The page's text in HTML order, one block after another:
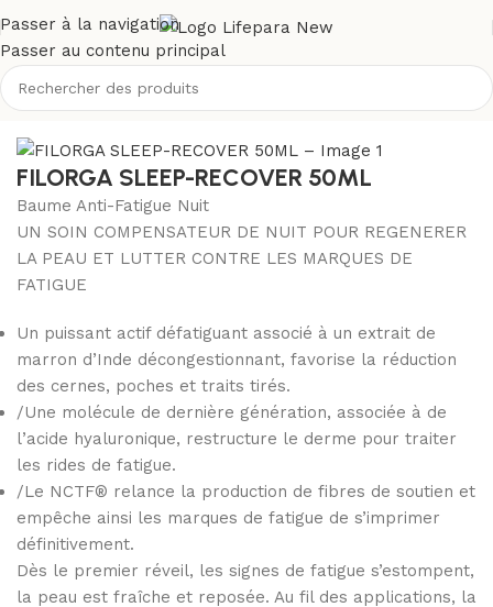
Passer à la navigation
Passer au contenu principal
Accueil/Boutique/Visage
FILORGA SLEEP-RECOVER 50ML
Baume Anti-Fatigue Nuit
UN SOIN COMPENSATEUR DE NUIT POUR REGENERER
LA PEAU ET LUTTER CONTRE LES MARQUES DE
FATIGUE
Un puissant actif défatiguant associé à un extrait de
marron d’Inde décongestionnant, favorise la réduction
des cernes, poches et traits tirés.
/Une molécule de dernière génération, associée à de
l’acide hyaluronique, restructure le derme pour traiter
les rides de fatigue.
/Le NCTF® relance la production de fibres de soutien et
empêche ainsi les marques de fatigue de s’imprimer
définitivement.
Dès le premier réveil, les signes de fatigue s’estompent,
la peau est fraîche et reposée. Au fil des applications, la